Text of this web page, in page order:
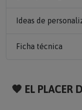
Ideas de
Ficha técnica
🧡 EL PLACER